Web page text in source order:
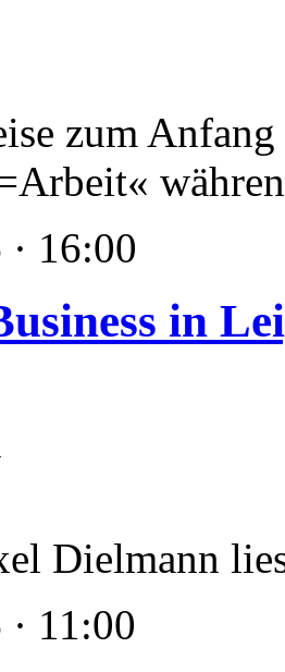
zum
16:00
in
Dielmann
11:00